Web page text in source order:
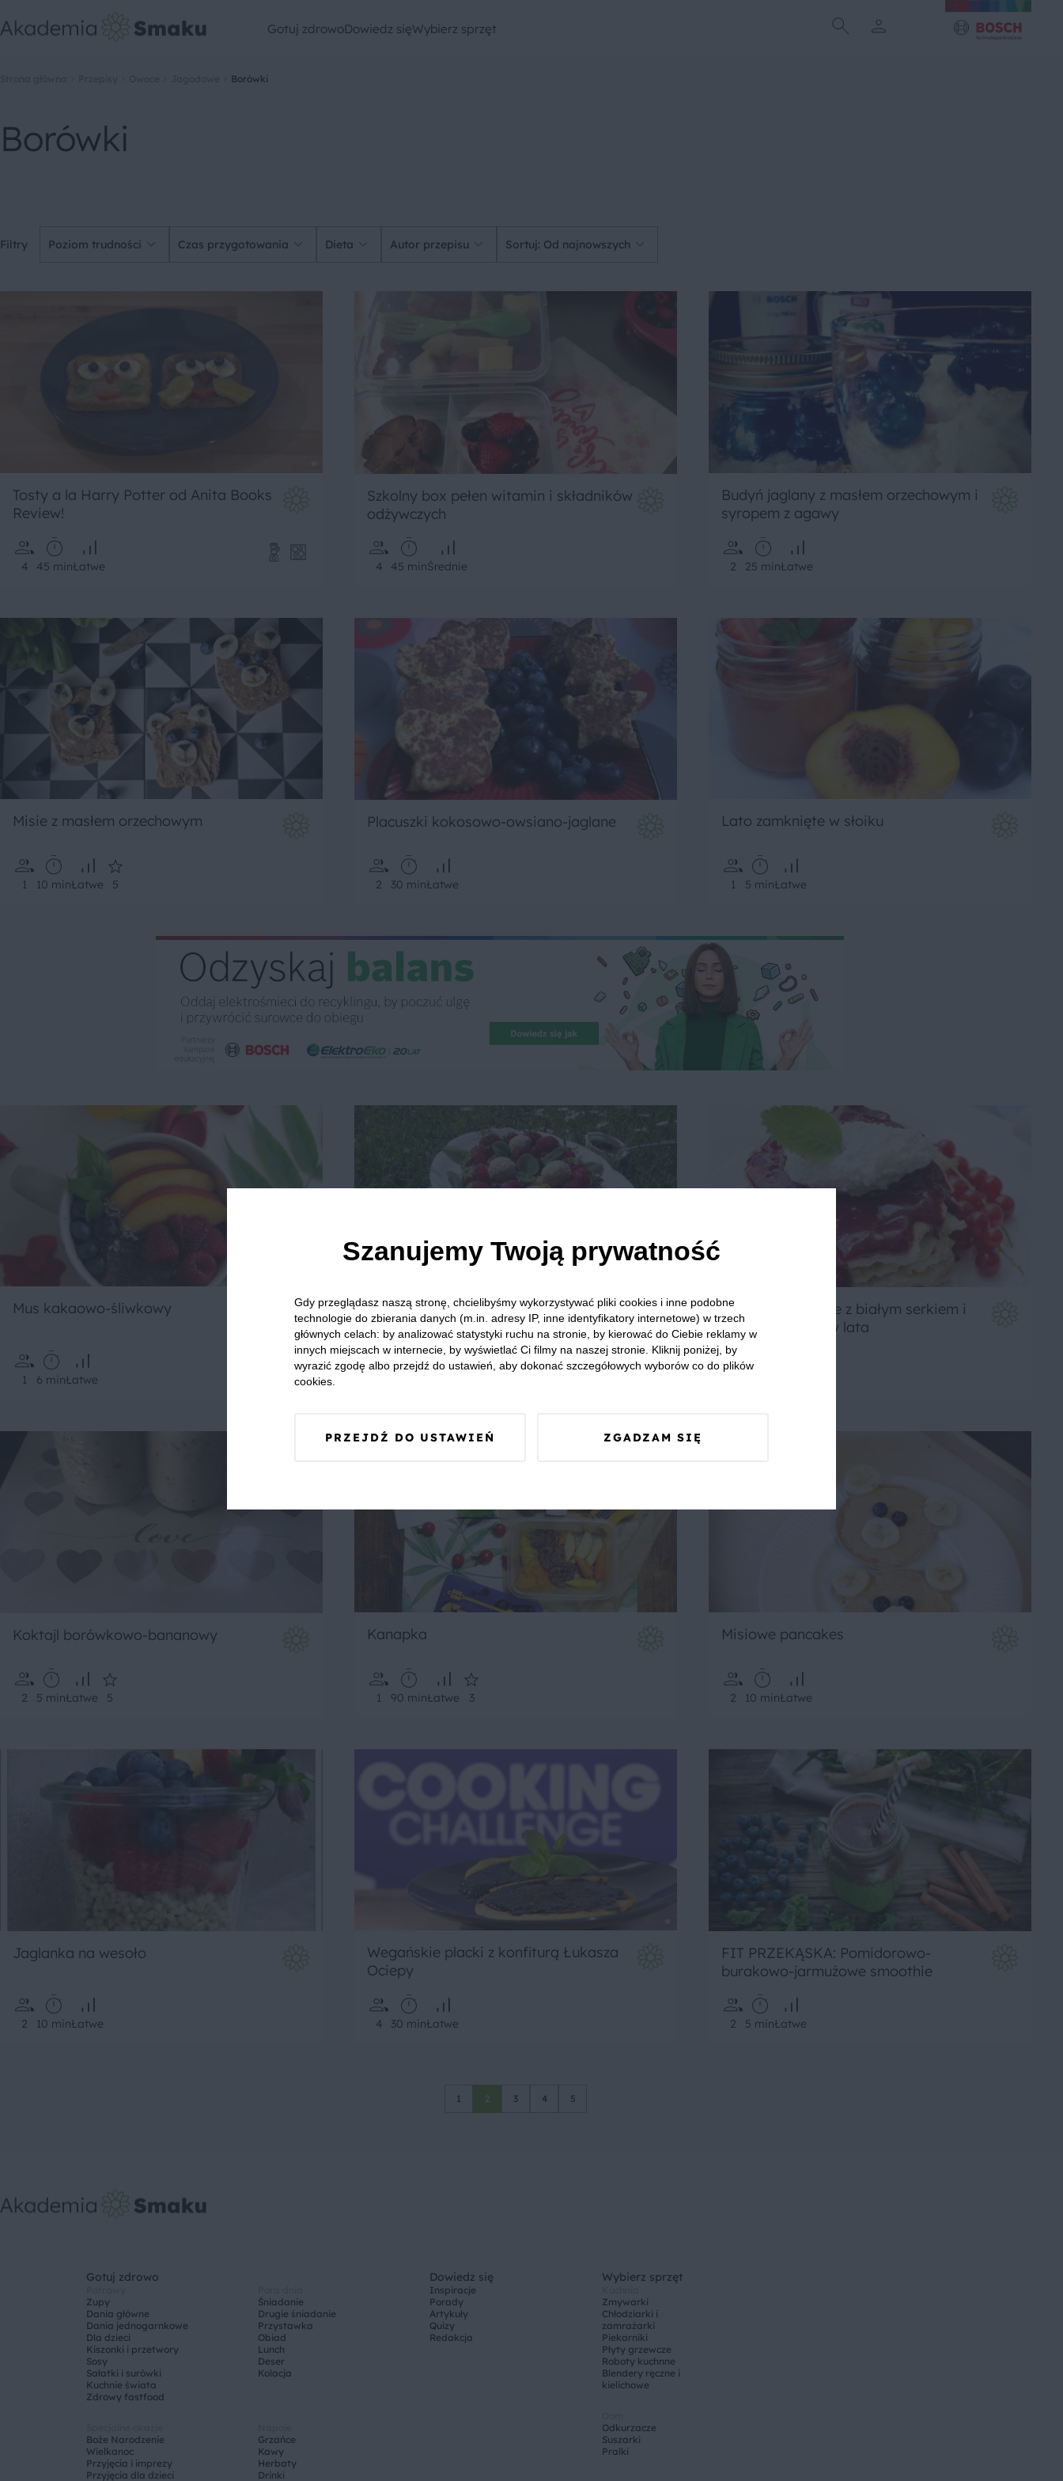
Gotuj zdrowoDowiedz sięWybierz sprzęt
Borówki
Borówki
Filtry Poziom trudności Czas przygotowania Dieta Autor przepisu Sortuj: Od najnowszych
Tosty a la Harry Potter od Anita Books
Review!
4 45 minŁatwe
Szkolny box pełen witamin i składników
odżywczych
4 45 minŚrednie
Budyń jaglany z masłem orzechowym i
syropem z agawy
2 25 minŁatwe
Misie z masłem orzechowym
1 10 minŁatwe 5
Placuszki kokosowo-owsiano-jaglane
2 30 minŁatwe
Lato zamknięte w słoiku
1 5 minŁatwe
Mus kakaowo-śliwkowy
1 6 minŁatwe
Owocowa sałatka z serowymi kulkami
Placuszki owsiane z białym serkiem i
musem z owoców lata
Koktajl borówkowo-bananowy
2 5 minŁatwe 5
Kanapka
1 90 minŁatwe 3
Misiowe pancakes
2 10 minŁatwe
Jaglanka na wesoło
2 10 minŁatwe
Wegańskie placki z konfiturą Łukasza
Ociepy
4 30 minŁatwe
FIT PRZEKĄSKA: Pomidorowo-
burakowo-jarmużowe smoothie
2 5 minŁatwe
1 2 3 4 5
Gotuj zdrowo
Zupy
Dania główne
Dania jednogarnkowe
Dla dzieci
Kiszonki i przetwory
Sosy
Sałatki i surówki
Kuchnie świata
Zdrowy fastfood
Śniadanie
Drugie śniadanie
Przystawka
Obiad
Lunch
Deser
Kolacja
Boże Narodzenie
Wielkanoc
Przyjęcia i imprezy
Przyjęcia dla dzieci
Grzańce
Kawy
Herbaty
Drinki
Dowiedz się
Inspiracje
Porady
Artykuły
Quizy
Redakcja
Wybierz sprzęt
Zmywarki
Chłodziarki i
zamrażarki
Piekarniki
Płyty grzewcze
Roboty kuchnne
Blendery ręczne i
kielichowe
Odkurzacze
Suszarki
Pralki
Szanujemy Twoją prywatność
Gdy przeglądasz naszą stronę, chcielibyśmy wykorzystywać pliki cookies i inne podobne
technologie do zbierania danych (m.in. adresy IP, inne identyfikatory internetowe) w trzech
głównych celach: by analizować statystyki ruchu na stronie, by kierować do Ciebie reklamy w
innych miejscach w internecie, by wyświetlać Ci filmy na naszej stronie. Kliknij poniżej, by
wyrazić zgodę albo przejdź do ustawień, aby dokonać szczegółowych wyborów co do plików
cookies.
PRZEJDŹ DO USTAWIEŃ ZGADZAM SIĘ